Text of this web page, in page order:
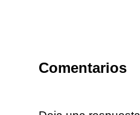
Comentarios